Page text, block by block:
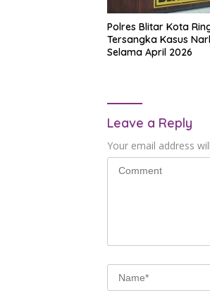
Polres Blitar Kota
Tersangka Kasus
Selama April 2026
Leave a Reply
Your email address